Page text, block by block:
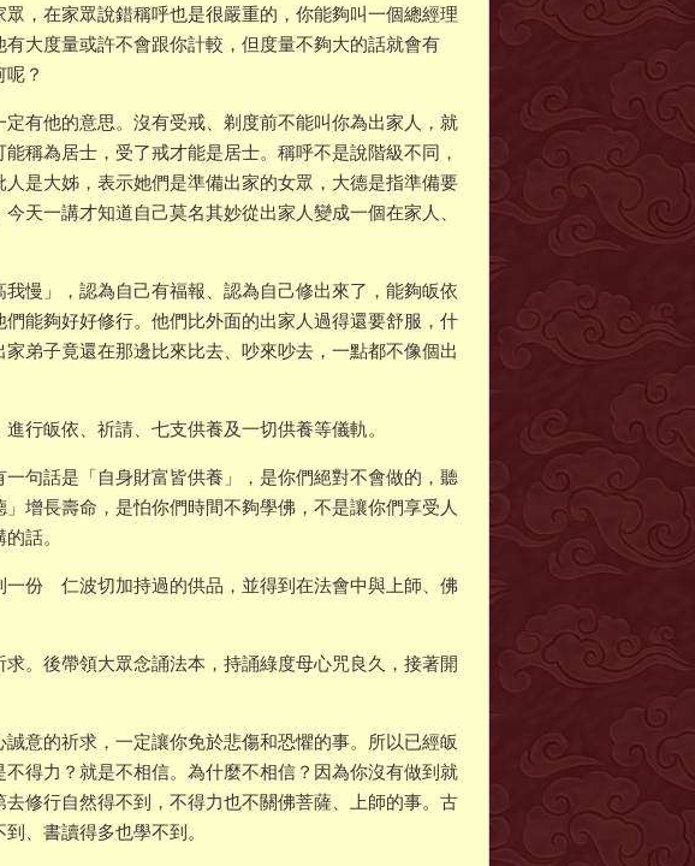
，在家眾說錯稱呼也是很嚴重的，你能夠叫一個總經理
大度量或許不會跟你計較，但度量不夠大的話就會有
？
有他的意思。沒有受戒、剃度前不能叫你為出家人，就
稱為居士，受了戒才能是居士。稱呼不是說階級不同，
是大姊，表示她們是準備出家的女眾，大德是指準備要
天一講才知道自己莫名其妙從出家人變成一個在家人、
慢」，認為自己有福報、認為自己修出來了，能夠皈依
能夠好好修行。他們比外面的出家人過得還要舒服，什
弟子竟還在那邊比來比去、吵來吵去，一點都不像個出
行皈依、祈請、七支供養及一切供養等儀軌。
句話是「自身財富皆供養」，是你們絕對不會做的，聽
增長壽命，是怕你們時間不夠學佛，不是讓你們享受人
話。
一份 仁波切加持過的供品，並得到在法會中與上師、佛
。後帶領大眾念誦法本，持誦綠度母心咒良久，接著開
意的祈求，一定讓你免於悲傷和恐懼的事。所以已經皈
得力？就是不相信。為什麼不相信？因為你沒有做到就
修行自然得不到，不得力也不關佛菩薩、上師的事。古
、書讀得多也學不到。